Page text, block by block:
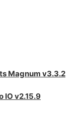
Magnum v3.3.2
IO v2.15.9